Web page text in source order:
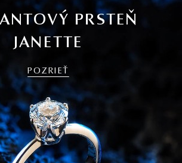
PRSTEŇ
JANETTE
POZRIEŤ